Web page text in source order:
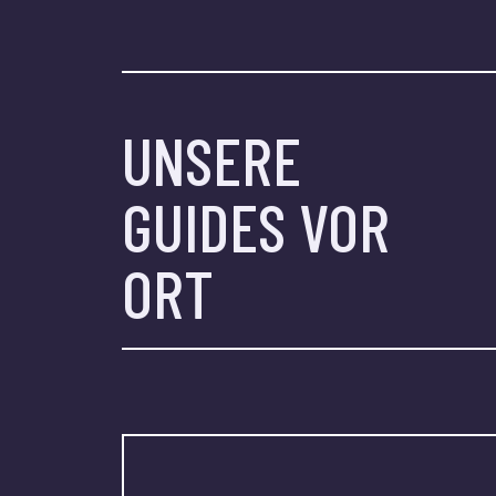
UNSERE
GUIDES VOR
ORT